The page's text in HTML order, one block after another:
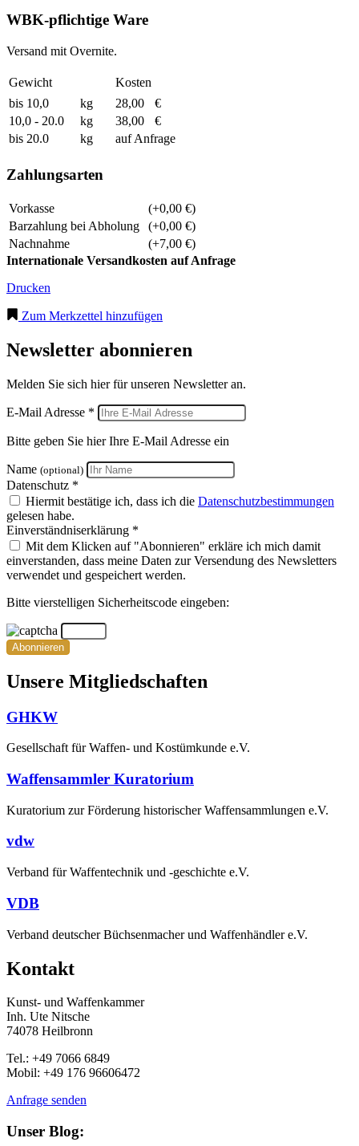
WBK-pflichtige Ware
Versand mit Overnite.
Gewicht
Kosten
bis 10,0
kg 28,00
€
10,0 - 20.0
kg 38,00
€
bis 20.0
kg auf Anfrage
Zahlungsarten
Vorkasse
(+0,00 €)
Barzahlung bei Abholung
(+0,00 €)
Nachnahme
(+7,00 €)
Internationale Versandkosten auf Anfrage
Drucken
Zum Merkzettel hinzufügen
Newsletter abonnieren
Melden Sie sich hier für unseren Newsletter an.
E-Mail Adresse *
Bitte geben Sie hier Ihre E-Mail Adresse ein
Name (optional)
Datenschutz *
Hiermit bestätige ich, dass ich die Datenschutzbestimmungen
gelesen habe.
Einverständniserklärung *
Mit dem Klicken auf "Abonnieren" erkläre ich mich damit
einverstanden, dass meine Daten zur Versendung des Newsletters
verwendet und gespeichert werden.
Bitte vierstelligen Sicherheitscode eingeben:
Abonnieren
Unsere Mitgliedschaften
GHKW
Gesellschaft für Waffen- und Kostümkunde e.V.
Waffensammler Kuratorium
Kuratorium zur Förderung historischer Waffensammlungen e.V.
vdw
Verband für Waffentechnik und -geschichte e.V.
VDB
Verband deutscher Büchsenmacher und Waffenhändler e.V.
Kontakt
Kunst- und Waffenkammer
Inh. Ute Nitsche
74078 Heilbronn
Tel.: +49 7066 6849
Mobil: +49 176 96606472
Anfrage senden
Unser Blog: